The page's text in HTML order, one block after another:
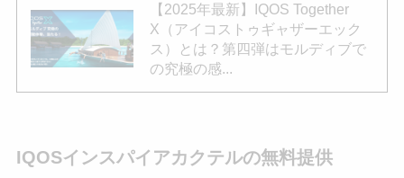
【2025年最新】IQOS Together
X（アイコストゥギャザーエック
ス）とは？第四弾はモルディブで
の究極の感...
IQOSインスパイアカクテルの無料提供